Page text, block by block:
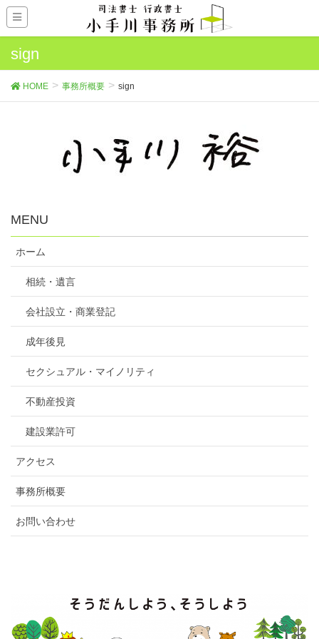
sign
HOME 事務所概要 sign
MENU
ホーム
相続・遺言
会社設立・商業登記
成年後見
セクシュアル・マイノリティ
不動産投資
建設業許可
アクセス
事務所概要
お問い合わせ